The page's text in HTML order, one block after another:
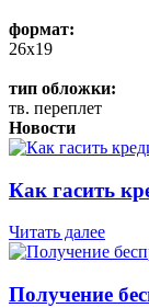
формат:
26x19
тип обложки:
тв. переплет
Новости
Как гасить
Читать далее
Получение